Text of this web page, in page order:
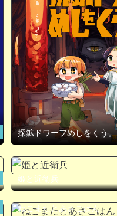
探鉱ドワーフめしをくう。
姫と近衛兵
ねこまたとあさごはん